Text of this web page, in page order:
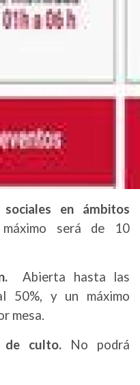
en ámbitos
será de 10
Abierta hasta las
50%, y un máximo
mesa.
de culto. No podrá